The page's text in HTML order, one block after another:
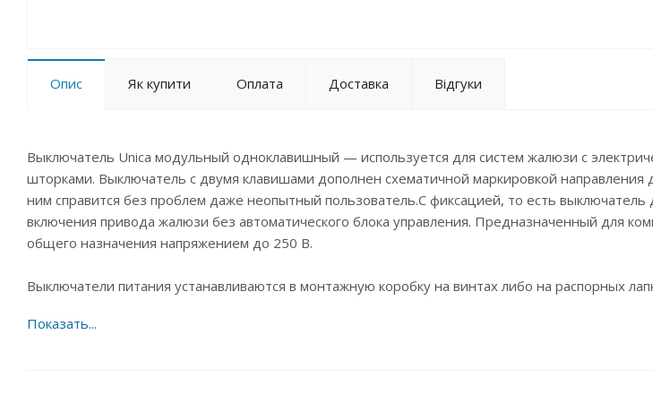
Опис Як купити Оплата Доставка Відгуки
Выключатель Unica модульный одноклавишный — используется для систем жалюзи с
шторками. Выключатель с двумя клавишами дополнен схематичной маркировкой направления
ним справится без проблем даже неопытный пользователь.С фиксацией, то есть выключатель
включения привода жалюзи без автоматического блока управления. Предназначенный для
общего назначения напряжением до 250 В.
Выключатели питания устанавливаются в монтажную коробку на винтах либо на распорных
В данной серии ширина один модуль соответствует половине ширины стандартного